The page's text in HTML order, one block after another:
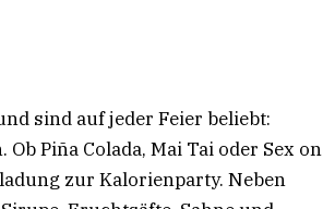
sind auf jeder Feier beliebt:
Piña Colada, Mai Tai oder Sex on
zur Kalorienparty. Neben